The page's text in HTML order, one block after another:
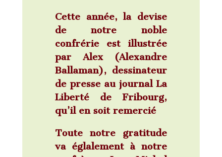
Cette année, la devise
de notre noble
confrérie est illustrée
par Alex (Alexandre
Ballaman), dessinateur
de presse au journal La
Liberté de Fribourg,
qu’il en soit remercié
Toute notre gratitude
va églalement à notre